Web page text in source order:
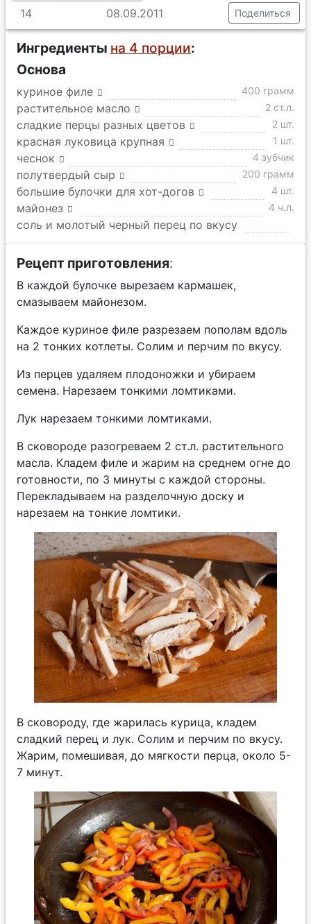
14
08.09.2011 Поделиться
Ингредиенты на 4 порции:
Основа
куриное филе 400 грамм
растительное масло 2 ст.л.
сладкие перцы разных цветов 2 шт.
красная луковица крупная 1 шт.
чеснок 4 зубчик
полутвердый сыр 200 грамм
большие булочки для хот-догов 4 шт.
майонез 4 ч.л.
соль и молотый черный перец по вкусу
Рецепт приготовления:
В каждой булочке вырезаем кармашек,
смазываем майонезом.
Каждое куриное филе разрезаем пополам вдоль
на 2 тонких котлеты. Солим и перчим по вкусу.
Из перцев удаляем плодоножки и убираем
семена. Нарезаем тонкими ломтиками.
Лук нарезаем тонкими ломтиками.
В сковороде разогреваем 2 ст.л. растительного
масла. Кладем филе и жарим на среднем огне до
готовности, по 3 минуты с каждой стороны.
Перекладываем на разделочную доску и
нарезаем на тонкие ломтики.
В сковороду, где жарилась курица, кладем
сладкий перец и лук. Солим и перчим по вкусу.
Жарим, помешивая, до мягкости перца, около 5-
7 минут.